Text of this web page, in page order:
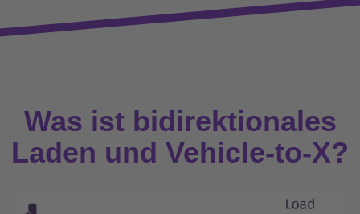
Was ist bidirektionales
Laden und Vehicle-to-X?